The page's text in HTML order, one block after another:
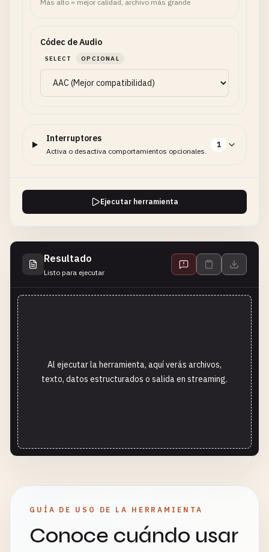
Más alto = mejor calidad, archivo más grande
Códec de Audio
SELECT OPCIONAL
Interruptores
Activa o desactiva comportamientos opcionales.
1
Ejecutar herramienta
Resultado
Listo para ejecutar
Al ejecutar la herramienta, aquí verás archivos,
texto, datos estructurados o salida en streaming.
GUÍA DE USO DE LA HERRAMIENTA
Conoce cuándo usar